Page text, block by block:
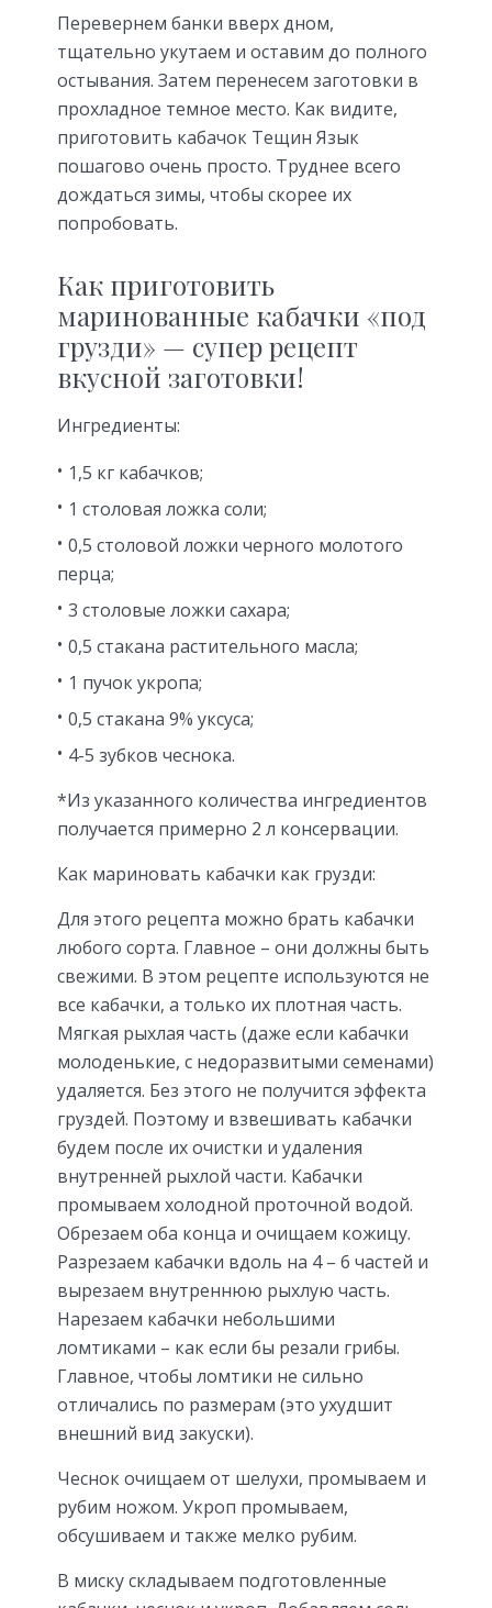
Перевернем банки вверх дном,
тщательно укутаем и оставим до полного
остывания. Затем перенесем заготовки в
прохладное темное место. Как видите,
приготовить кабачок Тещин Язык
пошагово очень просто. Труднее всего
дождаться зимы, чтобы скорее их
попробовать.
Как приготовить
маринованные кабачки «под
грузди» — супер рецепт
вкусной заготовки!
Ингредиенты:
1,5 кг кабачков;
1 столовая ложка соли;
0,5 столовой ложки черного молотого
перца;
3 столовые ложки сахара;
0,5 стакана растительного масла;
1 пучок укропа;
0,5 стакана 9% уксуса;
4-5 зубков чеснока.
*Из указанного количества ингредиентов
получается примерно 2 л консервации.
Как мариновать кабачки как грузди:
Для этого рецепта можно брать кабачки
любого сорта. Главное – они должны быть
свежими. В этом рецепте используются не
все кабачки, а только их плотная часть.
Мягкая рыхлая часть (даже если кабачки
молоденькие, с недоразвитыми семенами)
удаляется. Без этого не получится эффекта
груздей. Поэтому и взвешивать кабачки
будем после их очистки и удаления
внутренней рыхлой части. Кабачки
промываем холодной проточной водой.
Обрезаем оба конца и очищаем кожицу.
Разрезаем кабачки вдоль на 4 – 6 частей и
вырезаем внутреннюю рыхлую часть.
Нарезаем кабачки небольшими
ломтиками – как если бы резали грибы.
Главное, чтобы ломтики не сильно
отличались по размерам (это ухудшит
внешний вид закуски).
Чеснок очищаем от шелухи, промываем и
рубим ножом. Укроп промываем,
обсушиваем и также мелко рубим.
В миску складываем подготовленные